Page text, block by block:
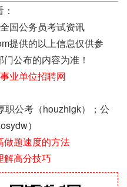
国公务员考试资讯
提供的以上信息仅供参
公布的内容为准！
事业单位招聘网
职公考（houzhigk）；公
）
做题速度的方法
解高分技巧